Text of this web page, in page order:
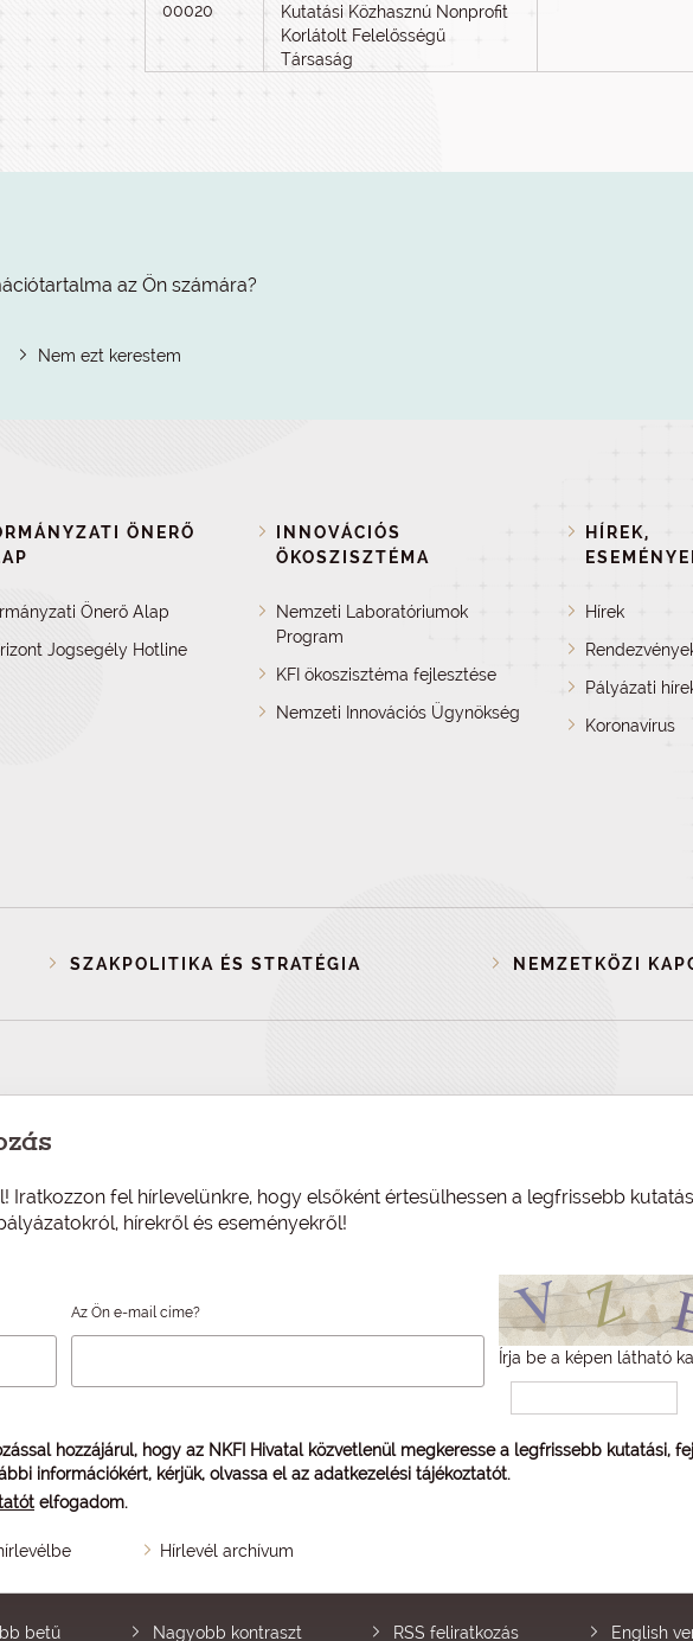
00020
Kutatási Közhasznú Nonprofit
Korlátolt Felelősségű
Társaság
az Ön számára?
Nem ezt kerestem
ÖNERŐ
Önerő Alap
Jogsegély Hotline
INNOVÁCIÓS
ÖKOSZISZTÉMA
Nemzeti Laboratóriumok
Program
KFI ökoszisztéma fejlesztése
Nemzeti Innovációs Ügynökség
HÍREK,
Hírek
Pályázati
Koronavírus
SZAKPOLITIKA ÉS STRATÉGIA NEMZETKÖZI
Iratkozzon fel hírlevelünkre, hogy elsőként értesülhessen a legfrissebb
hírekről és eseményekről!
Az Ön e-mail címe?
Írja be a képen látható
hozzájárul, hogy az NKFI Hivatal közvetlenül megkeresse a legfrissebb kutatási,
információkért, kérjük, olvassa el az adatkezelési tájékoztatót.
elfogadom.
Hírlevél archívum
betű Nagyobb kontraszt RSS feliratkozás English